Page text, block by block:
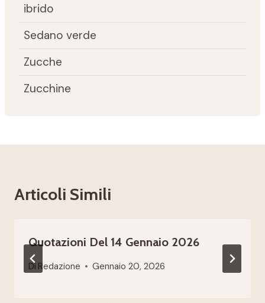
ibrido
Sedano verde
Zucche
Zucchine
Articoli Simili
Quotazioni Del 14 Gennaio 2026
Di Redazione Gennaio 20, 2026